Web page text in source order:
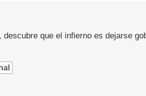
que el infierno es dejarse